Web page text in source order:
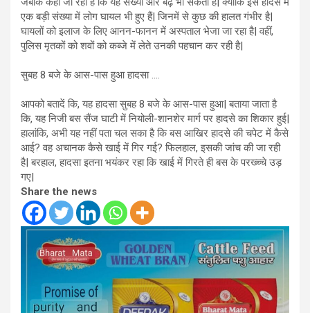
एक बड़ी संख्या में लोग घायल भी हुए हैं| जिनमें से कुछ की हालत गंभीर है|
घायलों को इलाज के लिए आनन-फानन में अस्पताल भेजा जा रहा है| वहीं,
पुलिस मृतकों को शवों को कब्जे में लेते उनकी पहचान कर रही है|
सुबह 8 बजे के आस-पास हुआ हादसा ….
आपको बतादें कि, यह हादसा सुबह 8 बजे के आस-पास हुआ| बताया जाता है
कि, यह निजी बस सैंज घाटी में नियोली-शानशेर मार्ग पर हादसे का शिकार हुई|
हालांकि, अभी यह नहीं पता चल सका है कि बस आखिर हादसे की चपेट में कैसे
आई? वह अचानक कैसे खाई में गिर गई? फिलहाल, इसकी जांच की जा रही
है| बरहाल, हादसा इतना भयंकर रहा कि खाई में गिरते ही बस के परख्च्चे उड़
गए|
Share the news